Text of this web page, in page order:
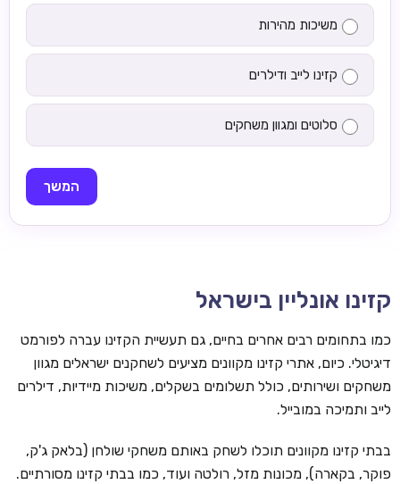
משיכות מהירות
קזינו לייב ודילרים
סלוטים ומגוון משחקים
המשך
קזינו אונליין בישראל
כמו בתחומים רבים אחרים בחיים, גם תעשיית הקזינו עברה לפורמט
דיגיטלי. כיום, אתרי קזינו מקוונים מציעים לשחקנים ישראלים מגוון
משחקים ושירותים, כולל תשלומים בשקלים, משיכות מיידיות, דילרים
לייב ותמיכה במובייל.
בבתי קזינו מקוונים תוכלו לשחק באותם משחקי שולחן (בלאק ג'ק,
פוקר, בקארה), מכונות מזל, רולטה ועוד, כמו בבתי קזינו מסורתיים.